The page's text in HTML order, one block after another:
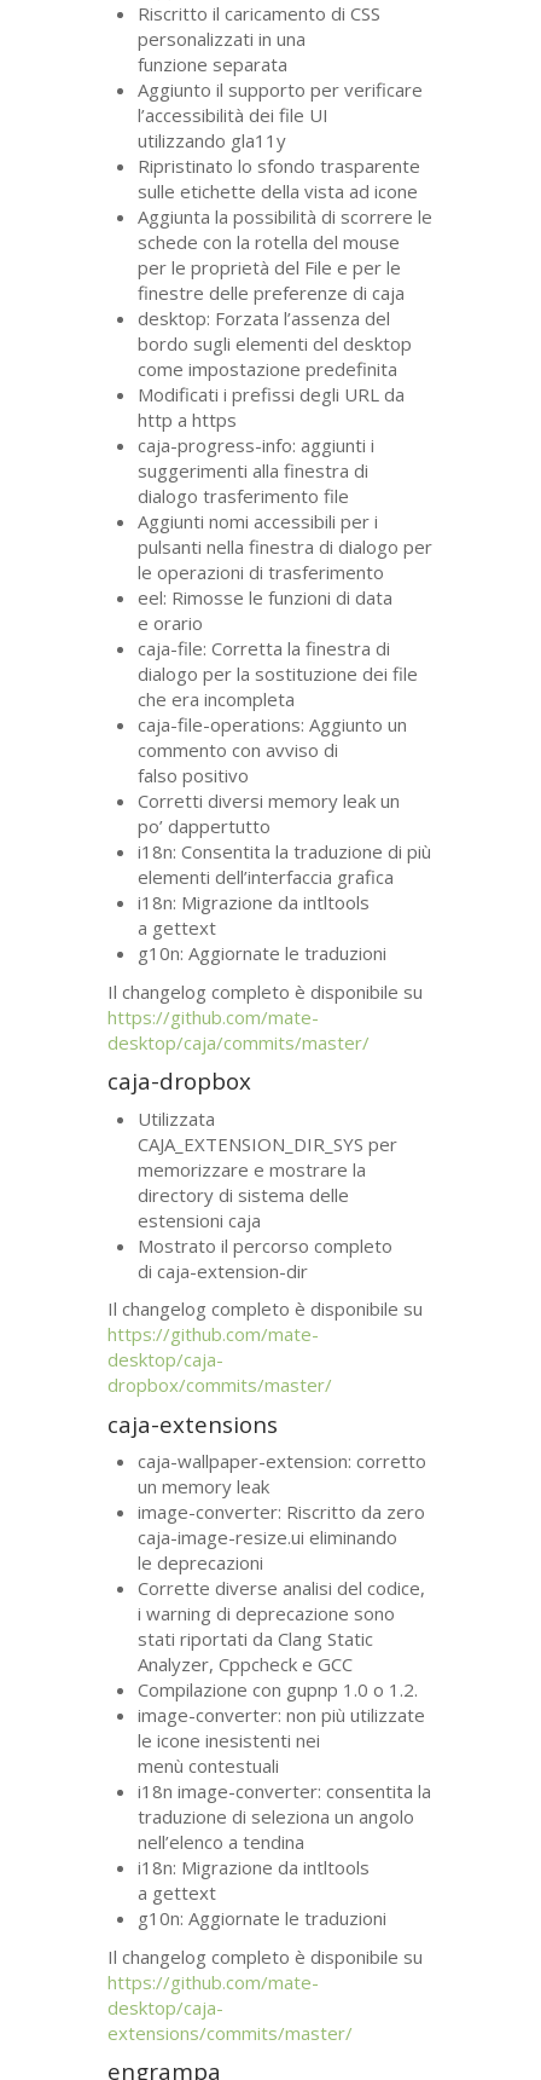
Riscritto il caricamento diCSS
personalizzati in una
funzione separata
Aggiunto il supporto per verificare
l’accessibilità dei file UI
utilizzando gla11y
Ripristinato lo sfondo trasparente
sulle etichette della vista ad icone
Aggiunta la possibilità di scorrere le
schede con la rotella del mouse
per le proprietà del File e per le
finestre delle preferenze di caja
desktop: Forzata l’assenza del
bordo sugli elementi del desktop
come impostazione predefinita
Modificati i prefissi degli URL da
http a https
caja-progress-info: aggiunti i
suggerimenti alla finestra di
dialogo trasferimento file
Aggiunti nomi accessibili per i
pulsanti nella finestra di dialogo per
le operazioni di trasferimento
eel: Rimosse le funzioni di data
e orario
caja-file: Corretta la finestra di
dialogo per la sostituzione dei file
che era incompleta
caja-file-operations: Aggiunto un
commento con avviso di
falso positivo
Corretti diversi memory leak un
po’ dappertutto
i18n: Consentita la traduzione di più
elementi dell’interfaccia grafica
i18n: Migrazione da intltools
a gettext
g10n: Aggiornate le traduzioni
Il changelog completo è disponibile su
https://github.com/mate-
desktop/caja/commits/master/
caja-dropbox
Utilizzata
CAJA_EXTENSION_DIR_SYS per
memorizzare e mostrare la
directory di sistema delle
estensioni caja
Mostrato il percorso completo
di caja-extension-dir
Il changelog completo è disponibile su
https://github.com/mate-
desktop/caja-
dropbox/commits/master/
caja-extensions
caja-wallpaper-extension: corretto
un memory leak
image-converter: Riscritto da zero
caja-image-resize.ui eliminando
le deprecazioni
Corrette diverse analisi del codice,
i warning di deprecazione sono
stati riportati da Clang Static
Analyzer, Cppcheck eGCC
Compilazione con gupnp 1.0 o 1.2.
image-converter: non più utilizzate
le icone inesistenti nei
menù contestuali
i18n image-converter: consentita la
traduzione di seleziona un angolo
nell’elenco a tendina
i18n: Migrazione da intltools
a gettext
g10n: Aggiornate le traduzioni
Il changelog completo è disponibile su
https://github.com/mate-
desktop/caja-
extensions/commits/master/
engrampa